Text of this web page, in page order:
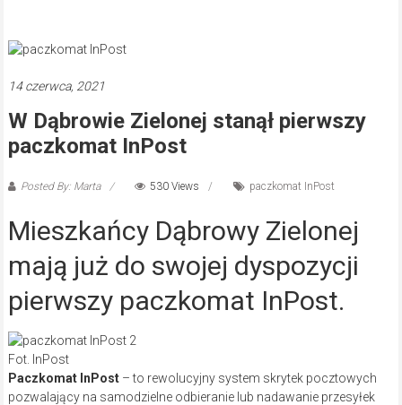
14 czerwca, 2021
W Dąbrowie Zielonej stanął pierwszy
paczkomat InPost
Posted By: Marta 530 Views paczkomat InPost
Mieszkańcy Dąbrowy Zielonej
mają już do swojej dyspozycji
pierwszy paczkomat InPost.
Fot. InPost
Paczkomat InPost– to rewolucyjny system skrytek pocztowych
pozwalający na samodzielne odbieranie lub nadawanie przesyłek